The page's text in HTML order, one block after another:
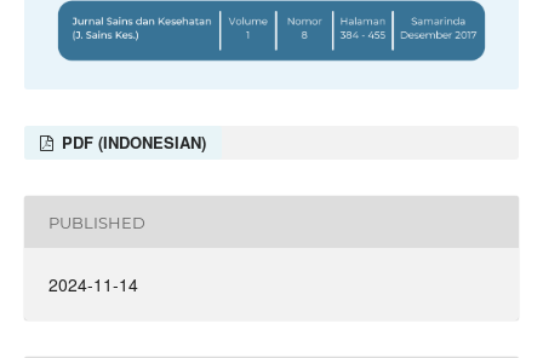
PDF (INDONESIAN)
PUBLISHED
2024-11-14